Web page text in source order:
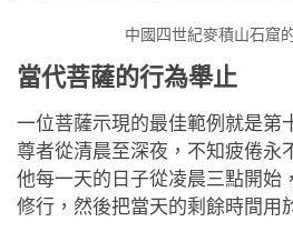
中國四世紀麥積山石窟
當代菩薩的行為舉止
一位菩薩示現的最佳範例就是第
尊者從清晨至深夜，不知疲倦永
他每一天的日子從凌晨三點開始
修行，然後把當天的剩餘時間用